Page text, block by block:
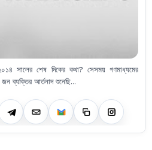
ব্যক্তির আর্তনাদ শুনেছি...